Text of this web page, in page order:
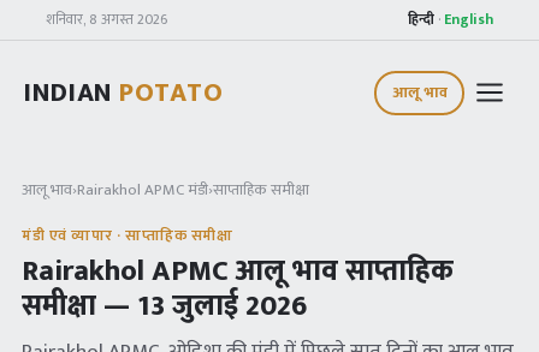
शनिवार, 8 अगस्त 2026 हिन्दी · English
INDIAN POTATO आलू भाव
आलू भाव›Rairakhol APMCमंडी›साप्ताहिक समीक्षा
मंडी एवं व्यापार · साप्ताहिक समीक्षा
Rairakhol APMCआलू भाव साप्ताहिक
समीक्षा — 13 जुलाई 2026